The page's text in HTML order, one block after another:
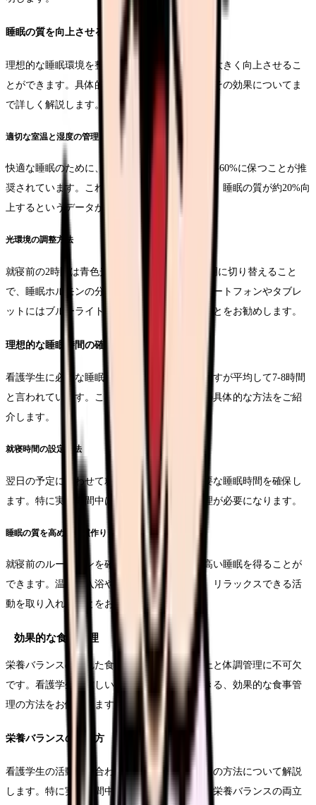
睡眠の質を向上させる環境づくり
理想的な睡眠環境を整えることで、睡眠の質を大きく向上させるこ
とができます。具体的な環境整備の方法から、その効果についてま
で詳しく解説します。
適切な室温と湿度の管理
快適な睡眠のために、室温は18-22℃、湿度は40-60%に保つことが推
奨されています。これらの条件を満たすことで、睡眠の質が約20%向
上するというデータが報告されています。
光環境の調整方法
就寝前の2時間は青色光を制限し、暖色系の照明に切り替えること
で、睡眠ホルモンの分泌が促進されます。スマートフォンやタブレ
ットにはブルーライトカット機能を設定することをお勧めします。
理想的な睡眠時間の確保
看護学生に必要な睡眠時間は、個人差はありますが平均して7-8時間
と言われています。この時間を確保するための具体的な方法をご紹
介します。
就寝時間の設定方法
翌日の予定に合わせて就寝時間を逆算し、必要な睡眠時間を確保し
ます。特に実習期間中は、より慎重な時間管理が必要になります。
睡眠の質を高める習慣作り
就寝前のルーティンを確立することで、質の高い睡眠を得ることが
できます。温かい入浴や軽いストレッチなど、リラックスできる活
動を取り入れることをお勧めします。
効果的な食事管理
栄養バランスの取れた食事は、学習効率の向上と体調管理に不可欠
です。看護学生の忙しい生活の中でも実践できる、効果的な食事管
理の方法をお伝えします。
栄養バランスの考え方
看護学生の活動量に合わせた、適切な栄養摂取の方法について解説
します。特に実習期間中は、エネルギー補給と栄養バランスの両立